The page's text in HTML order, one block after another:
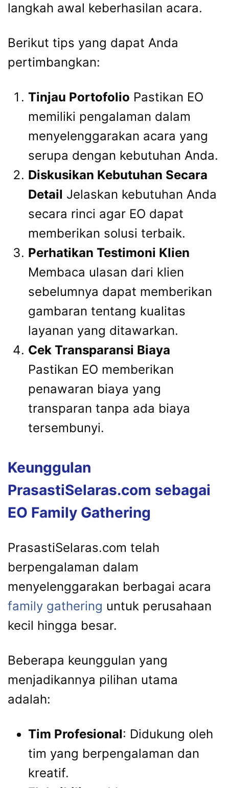
langkah awal keberhasilan acara.
Berikut tips yang dapat Anda
pertimbangkan:
Tinjau Portofolio Pastikan EO
memiliki pengalaman dalam
menyelenggarakan acara yang
serupa dengan kebutuhan Anda.
Diskusikan Kebutuhan Secara
Detail Jelaskan kebutuhan Anda
secara rinci agar EO dapat
memberikan solusi terbaik.
Perhatikan Testimoni Klien
Membaca ulasan dari klien
sebelumnya dapat memberikan
gambaran tentang kualitas
layanan yang ditawarkan.
Cek Transparansi Biaya
Pastikan EO memberikan
penawaran biaya yang
transparan tanpa ada biaya
tersembunyi.
Keunggulan
PrasastiSelaras.com sebagai
EO Family Gathering
PrasastiSelaras.com telah
berpengalaman dalam
menyelenggarakan berbagai acara
family gathering untuk perusahaan
kecil hingga besar.
Beberapa keunggulan yang
menjadikannya pilihan utama
adalah:
Tim Profesional: Didukung oleh
tim yang berpengalaman dan
kreatif.